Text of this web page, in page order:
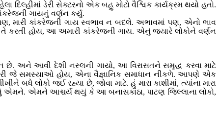
ડેરી સેક્ટરનો એક બહુ મોટો વૈશ્વિક કાર્યક્રમ થયો હતો.
ગાયનું વર્ણન કર્યું.
મારી કાંકરેજની ગાય સ્વભાવ ન બદલે. અભાવમાં પણ, એનો ભાવ
હોય, આ અમારી કાંકરેજની ગાય. એનું જ્યારે લોકોને વર્ણન
છે. અને આવી દેશી નસ્લની ગાયો, આ વિરાસતને સમૃદ્ધ કરવા માટે
જે સમસ્યાઓ હોય, એના વૈજ્ઞાનિક સમાધાન નીકળે. આપણે એક
લોકો જઈ રહ્યા છે, જોવા માટે. હું મારા કાશીમાં, ત્યાંના મારા
એમને. એમને આશ્ચર્ય થયું કે આ બનાસકાંઠા, પાટણ જિલ્લાના લોકો,